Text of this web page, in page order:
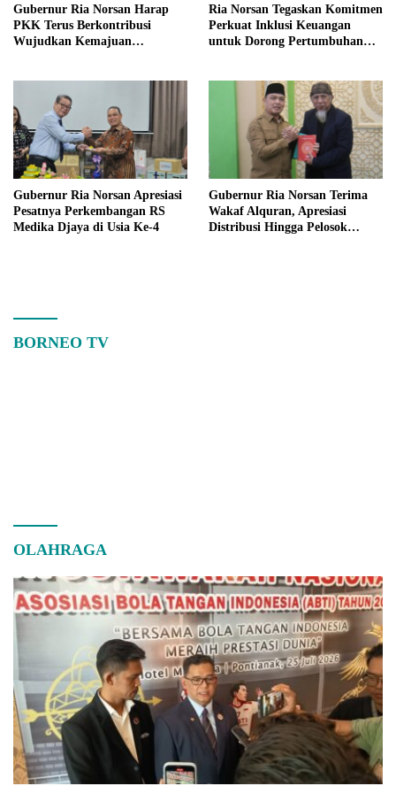
Gubernur Ria Norsan Harap
PKK Terus Berkontribusi
Wujudkan Kemajuan
Ria Norsan Tegaskan Komitmen
Perkuat Inklusi Keuangan
untuk Dorong Pertumbuhan
Gubernur Ria Norsan Apresiasi
Pesatnya Perkembangan RS
Medika Djaya di Usia Ke-4
Gubernur Ria Norsan Terima
Wakaf Alquran, Apresiasi
Distribusi Hingga Pelosok
BORNEO TV
OLAHRAGA